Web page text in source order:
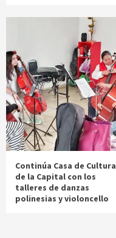
Continúa Casa de Cultura
de la Capital con los
talleres de danzas
polinesias y violoncello